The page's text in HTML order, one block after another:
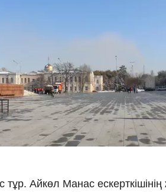
тұр. Айкөл Манас